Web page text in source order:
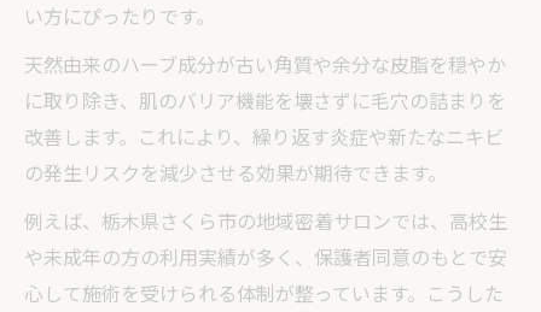
い方にぴったりです。
天然由来のハーブ成分が古い角質や余分な皮脂を穏やか
に取り除き、肌のバリア機能を壊さずに毛穴の詰まりを
改善します。これにより、繰り返す炎症や新たなニキビ
の発生リスクを減少させる効果が期待できます。
例えば、栃木県さくら市の地域密着サロンでは、高校生
や未成年の方の利用実績が多く、保護者同意のもとで安
心して施術を受けられる体制が整っています。こうした